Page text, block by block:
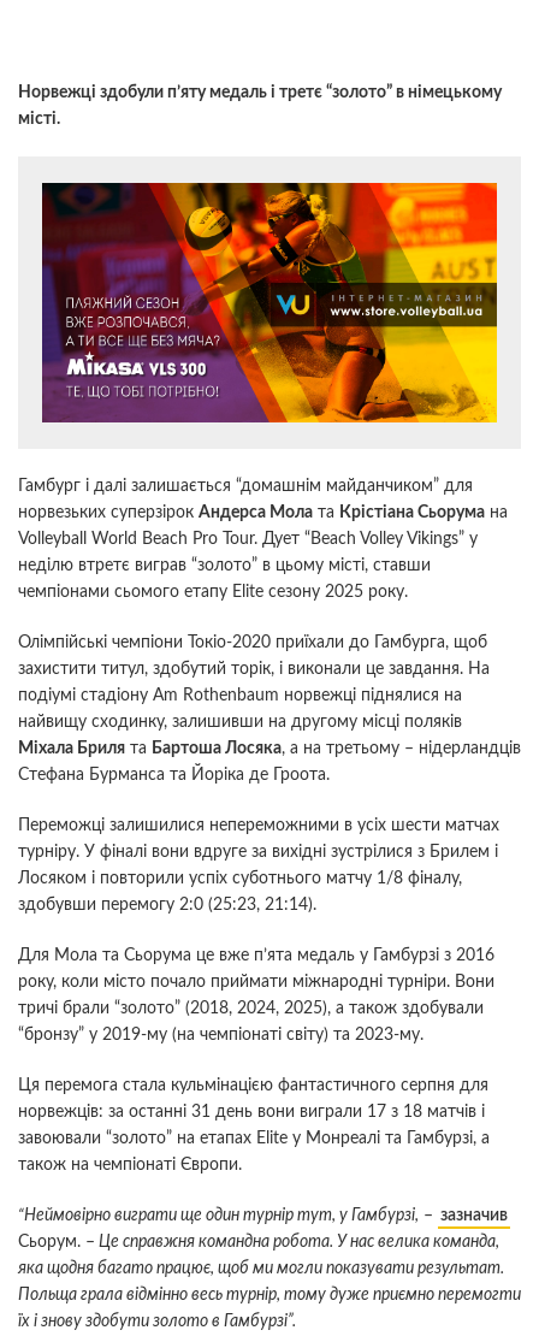
Норвежці здобули п’яту медаль і третє “золото” в німецькому
місті.
Гамбург і далі залишається “домашнім майданчиком” для
норвезьких суперзірок Андерса Мола та Крістіана Сьорума на
Volleyball World Beach Pro Tour. Дует “Beach Volley Vikings” у
неділю втретє виграв “золото” в цьому місті, ставши
чемпіонами сьомого етапу Elite сезону 2025 року.
Олімпійські чемпіони Токіо-2020 приїхали до Гамбурга, щоб
захистити титул, здобутий торік, і виконали це завдання. На
подіумі стадіону Am Rothenbaum норвежці піднялися на
найвищу сходинку, залишивши на другому місці поляків
Міхала Бриля та Бартоша Лосяка, а на третьому – нідерландців
Стефана Бурманса та Йоріка де Гроота.
Переможці залишилися непереможними в усіх шести матчах
турніру. У фіналі вони вдруге за вихідні зустрілися з Брилем і
Лосяком і повторили успіх суботнього матчу 1/8 фіналу,
здобувши перемогу 2:0 (25:23, 21:14).
Для Мола та Сьорума це вже п’ята медаль у Гамбурзі з 2016
року, коли місто почало приймати міжнародні турніри. Вони
тричі брали “золото” (2018, 2024, 2025), а також здобували
“бронзу” у 2019-му (на чемпіонаті світу) та 2023-му.
Ця перемога стала кульмінацією фантастичного серпня для
норвежців: за останні 31 день вони виграли 17 з 18 матчів і
завоювали “золото” на етапах Elite у Монреалі та Гамбурзі, а
також на чемпіонаті Європи.
“Неймовірно виграти ще один турнір тут, у Гамбурзі, – зазначив
Сьорум. – Це справжня командна робота. У нас велика команда,
яка щодня багато працює, щоб ми могли показувати результат.
Польща грала відмінно весь турнір, тому дуже приємно перемогти
їх і знову здобути золото в Гамбурзі”.